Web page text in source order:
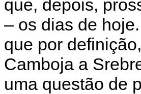
que, depois,
– os dias de
que por definição,
Camboja a
uma questão de